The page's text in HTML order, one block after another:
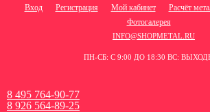
Вход Регистрация Мой кабинет Расчёт
Фотогалерея
INFO@SHOPMETAL.RU
ПН-СБ: С 9:00 ДО 18:30 ВС:
8 495 764-90-77
8 926 564-89-25